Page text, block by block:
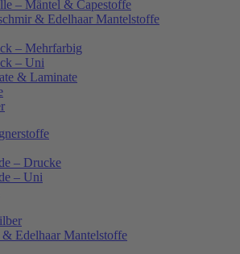
– Mäntel & Capestoffe
& Edelhaar Mantelstoffe
– Mehrfarbig
– Uni
& Laminate
– Drucke
– Uni
Edelhaar Mantelstoffe